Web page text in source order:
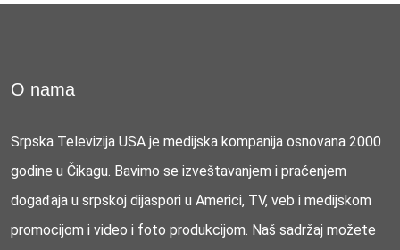
O nama
Srpska Televizija USA je medijska kompanija osnovana 2000
godine u Čikagu. Bavimo se izveštavanjem i praćenjem
događaja u srpskoj dijaspori u Americi, TV, veb i medijskom
promocijom i video i foto produkcijom. Naš sadržaj možete